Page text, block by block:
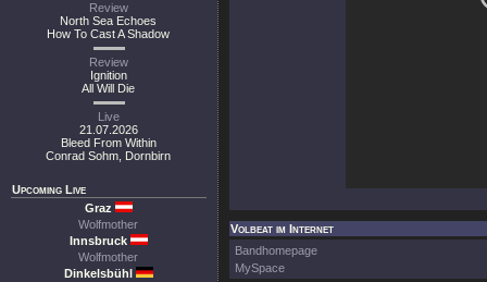
Review
North Sea Echoes
How To Cast A Shadow
Review
Ignition
All Will Die
Live
21.07.2026
Bleed From Within
Conrad Sohm, Dornbirn
Upcoming Live
Graz
Wolfmother
Innsbruck
Wolfmother
Dinkelsbühl
Volbeat im Internet
Bandhomepage
MySpace